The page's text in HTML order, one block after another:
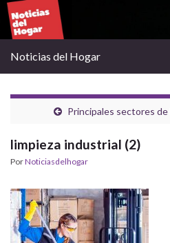
Noticias del Hogar
Principales sectores de
limpieza industrial (2)
PorNoticiasdelhogar